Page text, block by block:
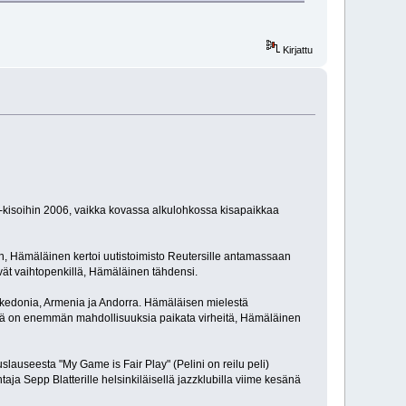
Kirjattu
2006, vaikka kovassa alkulohkossa kisapaikkaa
Hämäläinen kertoi uutistoimisto Reutersille antamassaan
vaihtopenkillä, Hämäläinen tähdensi.
Armenia ja Andorra. Hämäläisen mielestä
enemmän mahdollisuuksia paikata virheitä, Hämäläinen
"My Game is Fair Play" (Pelini on reilu peli)
Sepp Blatterille helsinkiläisellä jazzklubilla viime kesänä